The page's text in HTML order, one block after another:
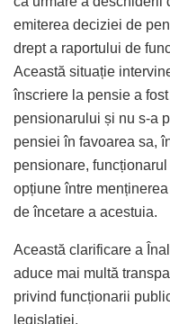
emiterea deciziei de
drept a raportului de
Această situație
înscriere la pensie a
pensionarului și nu s-a
pensiei în favoarea sa,
pensionare,
opțiune între
de încetare a acestuia.
Această clarificare a
aduce mai multă
privind funcționarii
legislației.